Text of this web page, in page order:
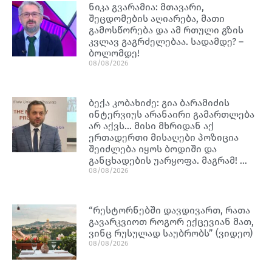
ნიკა გვარამია: მთავარი,
შეცდომების აღიარება, მათი
გამოსწორება და ამ რთული გზის
კვლავ გაგრძელებაა. სადამდე? –
ბოლომდე!
08/08/2026
ბექა კობახიძე: გია ბარამიძის
ინტერვიუს არანაირი გამართლება
არ აქვს… მისი მხრიდან აქ
ერთადერთი მისაღები პოზიცია
შეიძლება იყოს ბოდიში და
განცხადების უარყოფა. მაგრამ! …
08/08/2026
“რესტორნებში დავდივართ, რათა
გავარკვიოთ როგორ ექცევიან მათ,
ვინც რუსულად საუბრობს” (ვიდეო)
08/08/2026